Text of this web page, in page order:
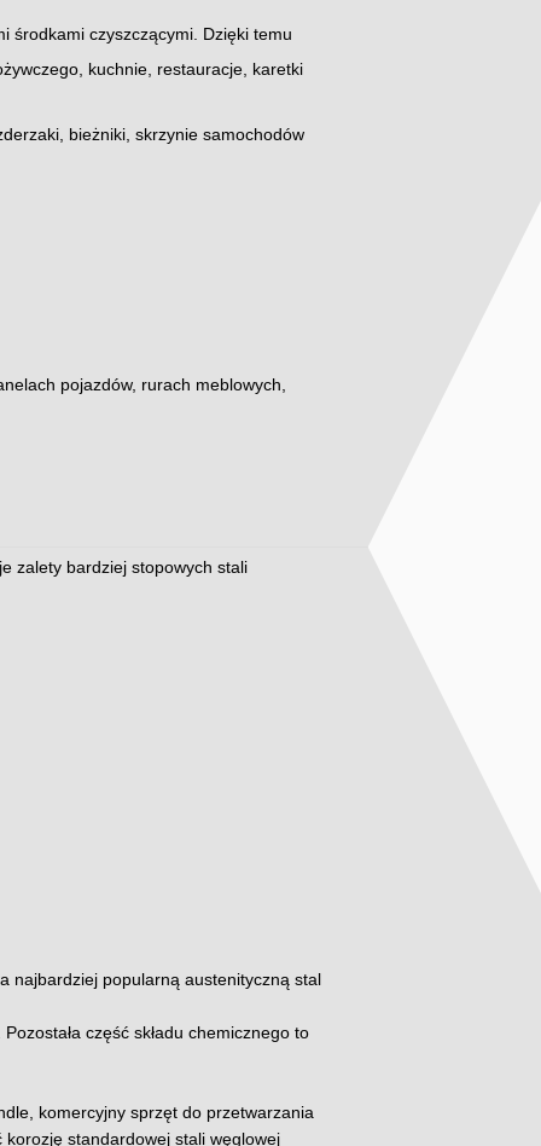
środkami czyszczącymi. Dzięki temu
kuchnie, restauracje, karetki
bieżniki, skrzynie samochodów
pojazdów, rurach meblowych,
zalety bardziej stopowych stali
najbardziej popularną austenityczną stal
część składu chemicznego to
komercyjny sprzęt do przetwarzania
korozję standardowej stali węglowej